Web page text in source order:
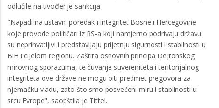
odlučile na uvođenje sankcija.
"Napadi na ustavni poredak i integritet Bosne i Hercegovine
koje provode političari iz RS-a koji namjerno podrivaju državu
su neprihvatljivi i predstavljaju prijetnju sigurnosti i stabilnosti u
BiH i cijelom regionu. Zaštita osnovnih principa Dejtonskog
mirovnog sporazuma, te čuvanje suvereniteta i teritorijalnog
integriteta ove države ne mogu biti predmet pregovora za
njemačku vladu, zato što smo posvećeni miru i stabilnosti u
srcu Evrope", saopštila je Tittel.